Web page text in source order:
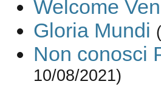
Welcome
Gloria Mundi
Non conosci
10/08/2021)